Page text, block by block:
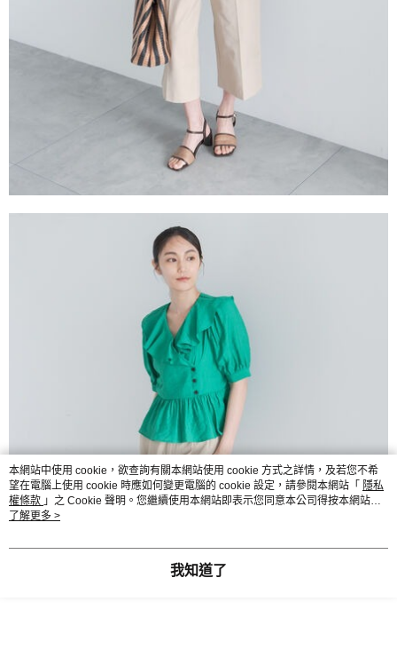
本網站中使用 cookie，欲查詢有關本網站使用 cookie 方式之詳情，及若您不希
望在電腦上使用 cookie 時應如何變更電腦的 cookie 設定，請參閱本網站「 隱私
權條款 」之 Cookie 聲明。您繼續使用本網站即表示您同意本公司得按本網站使
用條款之 Cookie 聲明使用 cookie。
了解更多 >
我知道了